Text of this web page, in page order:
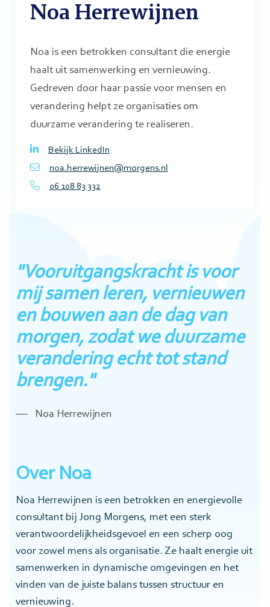
Noa Herrewijnen
Noa is een betrokken consultant die energie
haalt uit samenwerking en vernieuwing.
Gedreven door haar passie voor mensen en
verandering helpt ze organisaties om
duurzame verandering te realiseren.
Bekijk LinkedIn
noa.herrewijnen@morgens.nl
06 108 83 332
"Vooruitgangskracht is voor
mij samen leren, vernieuwen
en bouwen aan de dag van
morgen, zodat we duurzame
verandering echt tot stand
brengen."
Noa Herrewijnen
Over Noa
Noa Herrewijnen is een betrokken en energievolle
consultant bij Jong Morgens, met een sterk
verantwoordelijkheidsgevoel en een scherp oog
voor zowel mens als organisatie. Ze haalt energie uit
samenwerken in dynamische omgevingen en het
vinden van de juiste balans tussen structuur en
vernieuwing.